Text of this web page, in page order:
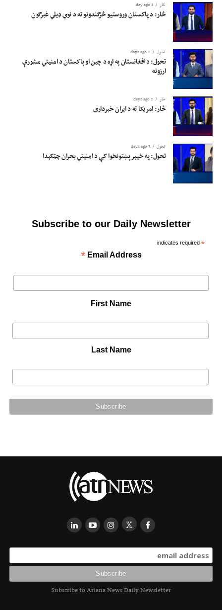
څار 1 day ago
څار: د پاکستان وروستیو څرګندونو ته د نوي ډیلي غبرګون
تحول 2 days ago
تحول: د افغانستان په اړه د چین او پاکستان د امنیتي مشورې
ارزونه
څار 2 days ago
څار: امریکا ته د ایران خبرداری
تحول 3 days ago
تحول: په خیبر پښتونخوا کې د امنیتي بحران چټکېدا
Subscribe to our Daily Newsletter
*
indicates required
Email Address
*
First Name
Last Name
Subscribe to Ariana News Daily Newsletter